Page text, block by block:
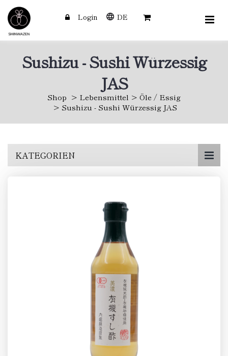
Login DE
Sushizu - Sushi Würzessig
JAS
Shop Lebensmittel
Öle / Essig
Sushizu - Sushi Würzessig JAS
KATEGORIEN